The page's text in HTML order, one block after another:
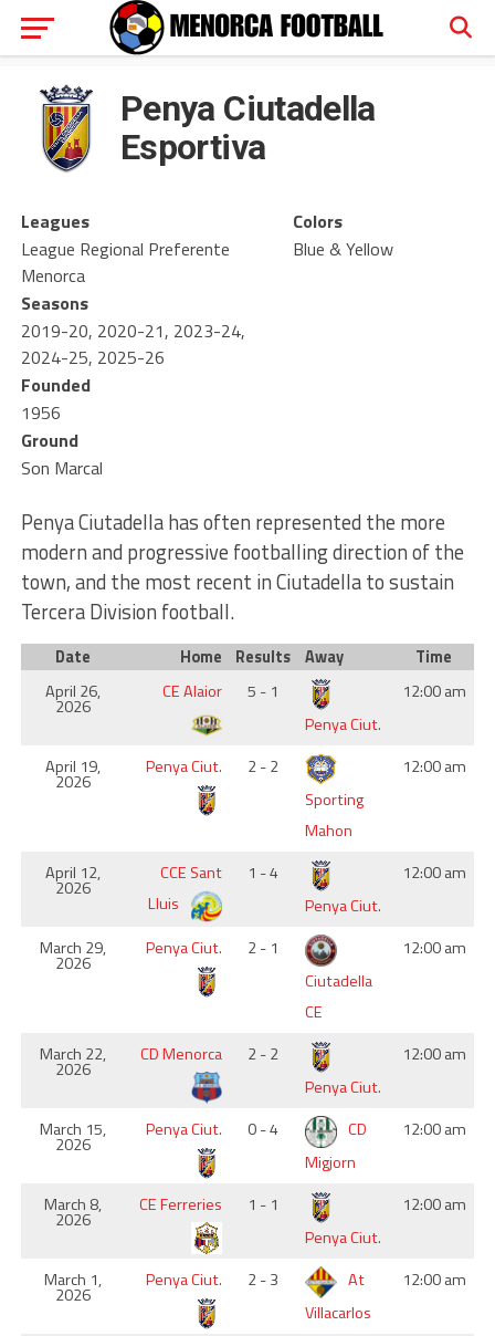
Penya Ciutadella
Esportiva
Leagues
League Regional Preferente
Menorca
Seasons
2019-20, 2020-21, 2023-24,
2024-25, 2025-26
Founded
1956
Ground
Son Marcal
Colors
Blue & Yellow
Penya Ciutadella has often represented the more
modern and progressive footballing direction of the
town, and the most recent in Ciutadella to sustain
Tercera Division football.
Date Home Results Away
Time
April 26,
2026
CE Alaior
5 - 1
Penya Ciut.
12:00 am
April 19,
2026
Penya Ciut.
2 - 2
Sporting
Mahon
12:00 am
April 12,
2026
CCE Sant
Lluis
1 - 4
Penya Ciut.
12:00 am
March 29,
2026
Penya Ciut.
2 - 1
Ciutadella
CE
12:00 am
March 22,
2026
CD Menorca
2 - 2
Penya Ciut.
12:00 am
March 15,
2026
Penya Ciut. 0 - 4
CD
Migjorn
12:00 am
March 8,
2026
CE Ferreries
1 - 1
Penya Ciut.
12:00 am
March 1,
2026
Penya Ciut. 2 - 3
At
Villacarlos
12:00 am